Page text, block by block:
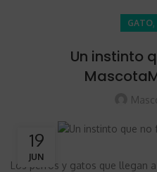
GATO,
Un instinto
19
JUN
Los perros y gatos que llegan